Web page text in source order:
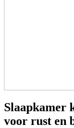
Slaapkamer
voor rust en